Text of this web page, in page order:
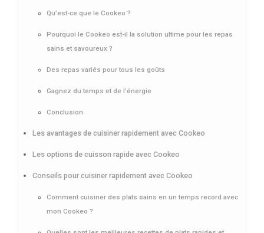
Qu’est-ce que le Cookeo ?
Pourquoi le Cookeo est-il la solution ultime pour les repas
sains et savoureux ?
Des repas variés pour tous les goûts
Gagnez du temps et de l’énergie
Conclusion
Les avantages de cuisiner rapidement avec Cookeo
Les options de cuisson rapide avec Cookeo
Conseils pour cuisiner rapidement avec Cookeo
Comment cuisiner des plats sains en un temps record avec
mon Cookeo ?